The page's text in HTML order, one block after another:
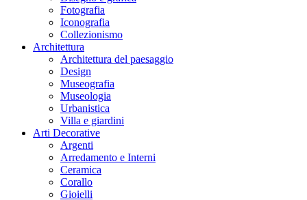
Fotografia
Iconografia
Collezionismo
Architettura
Architettura del paesaggio
Design
Museografia
Museologia
Urbanistica
Villa e giardini
Arti Decorative
Argenti
Arredamento e Interni
Ceramica
Corallo
Gioielli